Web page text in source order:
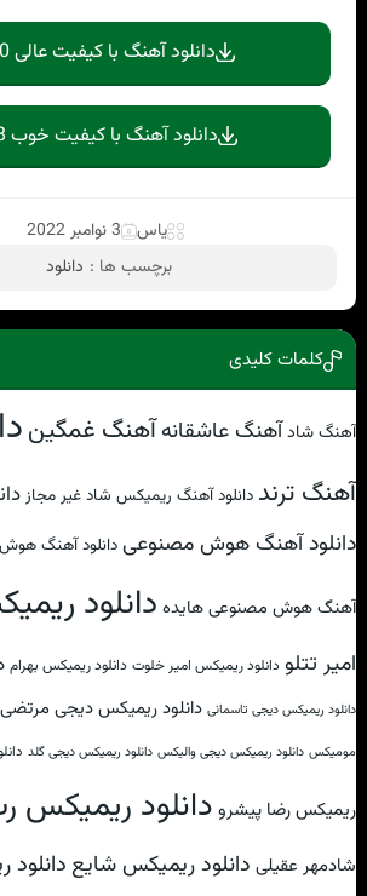
دانلود آهنگ با کیفیت عالی 320
دانلود آهنگ با کیفیت خوب 128
یاس 3 نوامبر 2022
برچسب ها : دانلود
کلمات کلیدی
آهنگ شادآهنگ عاشقانهآهنگ غمگین
آهنگ ترند دانلود آهنگ ریمیکس شاد غیر مجاز
دانلود آهنگ هوش مصنوعیدانلود آهنگ
آهنگ هوش مصنوعی هایده دانلود
امیر تتلو دانلود ریمیکس امیر خلوت دانلود ریمیکس بهرام
دانلود ریمیکس دیجی تاسمانی دانلود ریمیکس دیجی
مومیکس دانلود ریمیکس دیجی والیکس دانلود ریمیکس دیجی گلد
ریمیکس رضا پیشرو دانلود ریمیکس
شادمهر عقیلی دانلود ریمیکس شایع